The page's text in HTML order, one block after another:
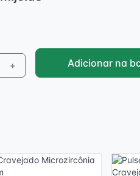
+ Adicionar na